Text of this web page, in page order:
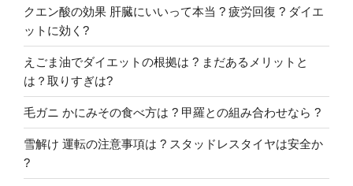
クエン酸の効果 肝臓にいいって本当 ? 疲労回復 ? ダイエ
ットに効く?
えごま油でダイエットの根拠は ? まだあるメリットと
は？取りすぎは?
毛ガニ かにみその食べ方は ? 甲羅との組み合わせなら ?
雪解け 運転の注意事項は ? スタッドレスタイヤは安全か
?